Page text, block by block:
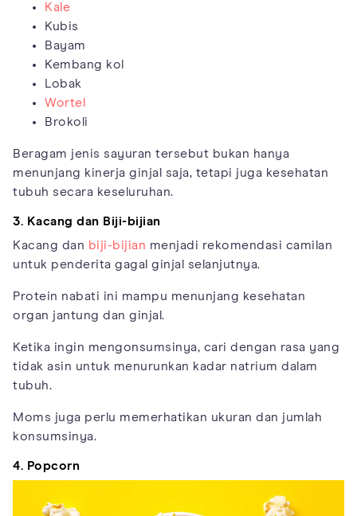
Kale
Kubis
Bayam
Kembang kol
Lobak
Wortel
Brokoli
Beragam jenis sayuran tersebut bukan hanya
menunjang kinerja ginjal saja, tetapi juga kesehatan
tubuh secara keseluruhan.
3. Kacang dan Biji-bijian
Kacang dan biji-bijian menjadi rekomendasi camilan
untuk penderita gagal ginjal selanjutnya.
Protein nabati ini mampu menunjang kesehatan
organ jantung dan ginjal.
Ketika ingin mengonsumsinya, cari dengan rasa yang
tidak asin untuk menurunkan kadar natrium dalam
tubuh.
Moms juga perlu memerhatikan ukuran dan jumlah
konsumsinya.
4. Popcorn